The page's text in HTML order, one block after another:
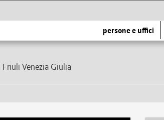
persone e uffici
Venezia Giulia